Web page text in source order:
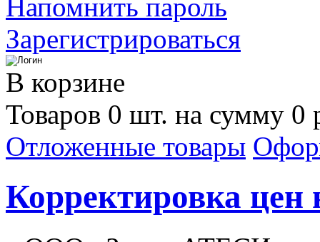
Напомнить пароль
Зарегистрироваться
В корзине
Товаров 0 шт. на сумму 0
Отложенные товары
Корректировка цен